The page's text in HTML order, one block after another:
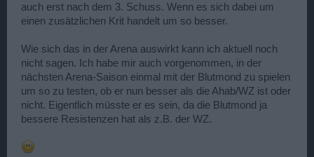
auch erst nach dem 3. Schuss. Wenn es sich dabei um
einen zusätzlichen Krit handelt um so besser.
Wie sich das in der Arena auswirkt kann ich aktuell noch
nicht sagen. Ich habe mir auch vorgenommen, in der
nächsten Arena-Saison einmal mit der Blutmond zu spielen
um so zu testen, ob er nun besser als die Ahab/WZ ist oder
nicht. Eigentlich müsste er es sein, da die Blutmond ja
bessere Resistenzen hat als z.B. der WZ.